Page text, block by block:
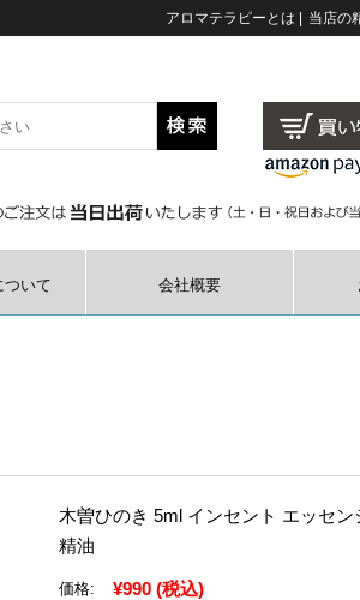
アロマテラピーとは 当店の
ついて 会社概要
木曽ひのき 5ml インセント エッセ
精油
価格: ¥990 (税込)